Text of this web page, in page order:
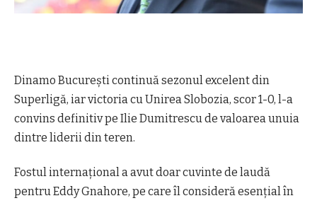
Dinamo București continuă sezonul excelent din
Superligă, iar victoria cu Unirea Slobozia, scor 1-0, l-a
convins definitiv pe Ilie Dumitrescu de valoarea unuia
dintre liderii din teren.
Fostul internațional a avut doar cuvinte de laudă
pentru Eddy Gnahore, pe care îl consideră esențial în